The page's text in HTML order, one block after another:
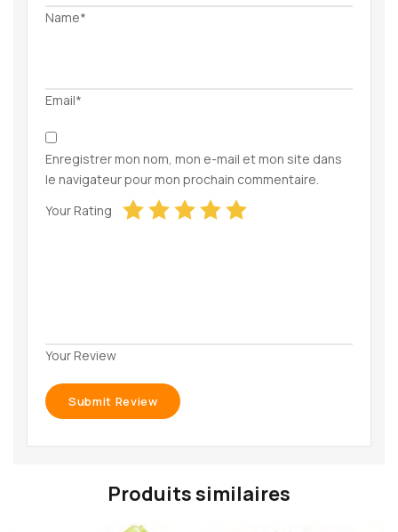
Name*
Email*
Enregistrer mon nom, mon e-mail et mon site dans
le navigateur pour mon prochain commentaire.
Your Rating
Your Review
Produits similaires